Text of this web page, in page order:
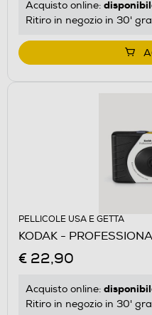
Acquisto online:
Ritiro in negozio in 30'
PELLICOLE USA E GETTA
KODAK -
€ 22,90
Acquisto online:
Ritiro in negozio in 30'